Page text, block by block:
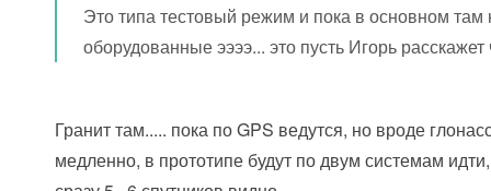
Это типа тестовый режим и пока в основном
оборудованные ээээ... это пусть Игорь
Гранит там..... пока по GPS ведутся, но вроде
медленно, в прототипе будут по двум системам